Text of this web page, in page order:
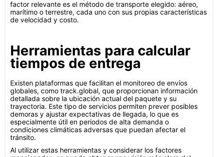
factor relevante es el método de transporte elegido: aéreo,
marítimo o terrestre, cada uno con sus propias características
de velocidad y costo.
Herramientas para calcular
tiempos de entrega
Existen plataformas que facilitan el monitoreo de envíos
globales, como track.global, que proporcionan información
detallada sobre la ubicación actual del paquete y su
trayectoria. Este tipo de servicios permiten prever posibles
demoras y ajustar expectativas de llegada, lo que es
especialmente útil en periodos de alta demanda o
condiciones climáticas adversas que puedan afectar el
tránsito.
Al utilizar estas herramientas y considerar los factores